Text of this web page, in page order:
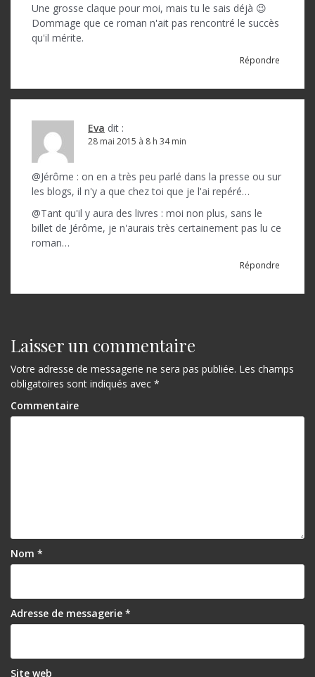
Une grosse claque pour moi, mais tu le sais déjà 😉
Dommage que ce roman n'ait pas rencontré le succès
qu'il mérite.
Répondre
Eva dit :
28 mai 2015 à 8 h 34 min
@Jérôme : on en a très peu parlé dans la presse ou sur
les blogs, il n'y a que chez toi que je l'ai repéré…
@Tant qu'il y aura des livres : moi non plus, sans le
billet de Jérôme, je n'aurais très certainement pas lu ce
roman…
Répondre
Laisser un commentaire
Votre adresse de messagerie ne sera pas publiée. Les champs
obligatoires sont indiqués avec *
Commentaire
Nom *
Adresse de messagerie *
Site web